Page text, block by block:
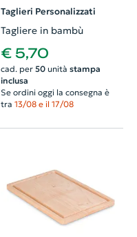
Taglieri Personalizzati
Tagliere in bambù
€ 5,70
cad. per 50unità stampa
inclusa
Se ordini oggi la consegna è
tra 13/08 e il 17/08